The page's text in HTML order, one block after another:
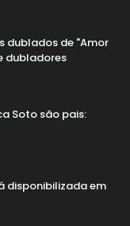
dublados de "Amor
dubladores
Soto são pais:
disponibilizada em